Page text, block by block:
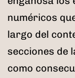
numéricos
largo del
secciones de
como